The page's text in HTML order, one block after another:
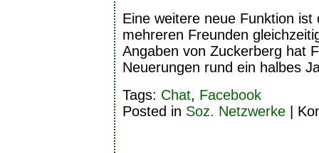
Eine weitere neue Funktion ist
mehreren Freunden
Angaben von Zuckerberg hat
Neuerungen rund ein halbes
Tags: Chat, Facebook
Posted in Soz. Netzwerke